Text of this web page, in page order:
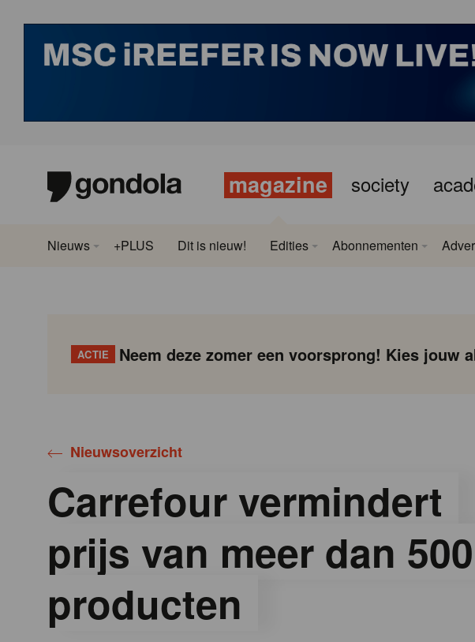
magazine society
Nieuws +PLUS Dit is nieuw! Edities Abonnementen
ACTIE Neem deze zomer een voorsprong! Kies jouw
Nieuwsoverzicht
Carrefour vermindert
prijs van meer dan 500
producten